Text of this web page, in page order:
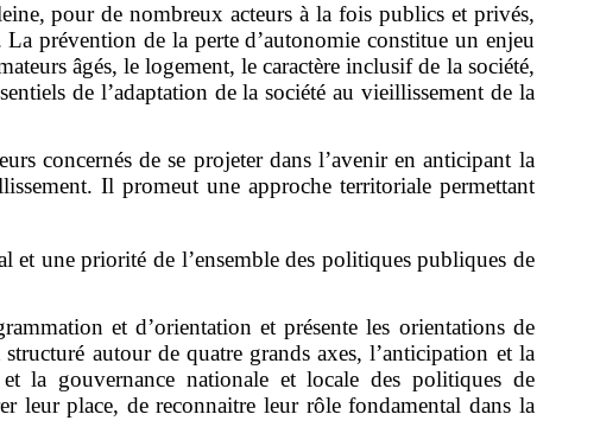
pour de nombreux acteurs à la fois publics et privés,
prévention de la perte d’autonomie constitue un enjeu
âgés, le logement, le caractère inclusif de la société,
de l’adaptation de la société au vieillissement de la
concernés de se projeter dans l’avenir en anticipant la
Il promeut une approche territoriale permettant
et une priorité de l’ensemble des politiques publiques de
et d’orientation et présente les orientations de
autour de quatre grands axes, l’anticipation et la
la gouvernance nationale et locale des politiques de
leur place, de reconnaitre leur rôle fondamental dans la